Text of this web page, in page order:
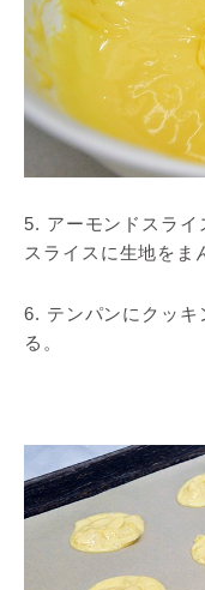
5. アーモンドスライ
スライスに生地をま
6. テンパンにクッキ
る。